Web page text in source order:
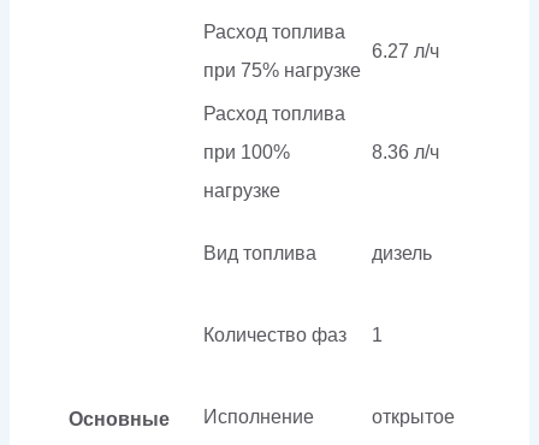
Основные
Расход топлива
при 75% нагрузке
6.27 л/ч
Расход топлива
при 100%
нагрузке
8.36 л/ч
Вид топлива дизель
Количество фаз 1
Исполнение открытое